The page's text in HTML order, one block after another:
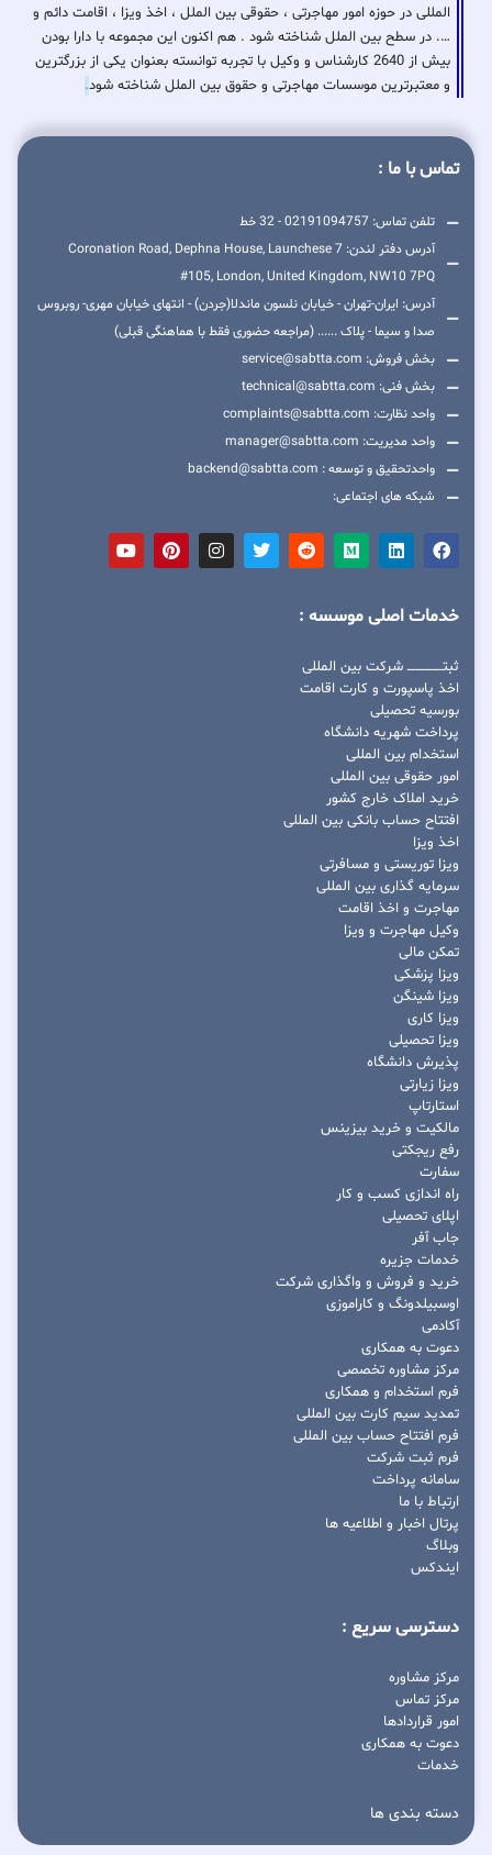
المللی در حوزه امور مهاجرتی ، حقوقی بین الملل ، اخذ ویزا ، اقامت دائم و
…. در سطح بین الملل شناخته شود . هم اکنون این مجموعه با دارا بودن
بیش از 2640 کارشناس و وکیل با تجربه توانسته بعنوان یکی از بزرگترین
و معتبرترین موسسات مهاجرتی و حقوق بین الملل شناخته شود.
تماس با ما :
تلفن تماس: 02191094757 - 32 خط
آدرس دفتر لندن: 7 Coronation Road, Dephna House, Launchese
#105, London, United Kingdom, NW10 7PQ
آدرس: ایران-تهران - خیابان نلسون ماندلا(جردن) - انتهای خیابان مهری- روبروس
صدا و سیما - پلاک ...... (مراجعه حضوری فقط با هماهنگی قبلی)
بخش فروش: service@sabtta.com
بخش فنی: technical@sabtta.com
واحد نظارت: complaints@sabtta.com
واحد مدیریت: manager@sabtta.com
واحدتحقیق و توسعه : backend@sabtta.com
شبکه های اجتماعی:
خدمات اصلی موسسه :
ثبتــــــــــــــــ شرکت بین المللی
اخذ پاسپورت و کارت اقامت
بورسیه تحصیلی
پرداخت شهریه دانشگاه
استخدام بین المللی
امور حقوقی بین المللی
خرید املاک خارج کشور
افتتاح حساب بانکی بین المللی
اخذ ویزا
ویزا توریستی و مسافرتی
سرمایه گذاری بین المللی
مهاجرت و اخذ اقامت
وکیل مهاجرت و ویزا
تمکن مالی
ویزا پزشکی
ویزا شینگن
ویزا کاری
ویزا تحصیلی
پذیرش دانشگاه
ویزا زیارتی
استارتاپ
مالکیت و خرید بیزینس
رفع ریجکتی
سفارت
راه اندازی کسب و کار
اپلای تحصیلی
جاب آفر
خدمات جزیره
خرید و فروش و واگذاری شرکت
اوسبیلدونگ و کاراموزی
آکادمی
دعوت به همکاری
مرکز مشاوره تخصصی
فرم استخدام و همکاری
تمدید سیم کارت بین المللی
فرم افتتاح حساب بین المللی
فرم ثبت شرکت
سامانه پرداخت
ارتباط با ما
پرتال اخبار و اطلاعیه ها
وبلاگ
ایندکس
دسترسی سریع :
مرکز مشاوره
مرکز تماس
امور قراردادها
دعوت به همکاری
خدمات
دسته بندی ها